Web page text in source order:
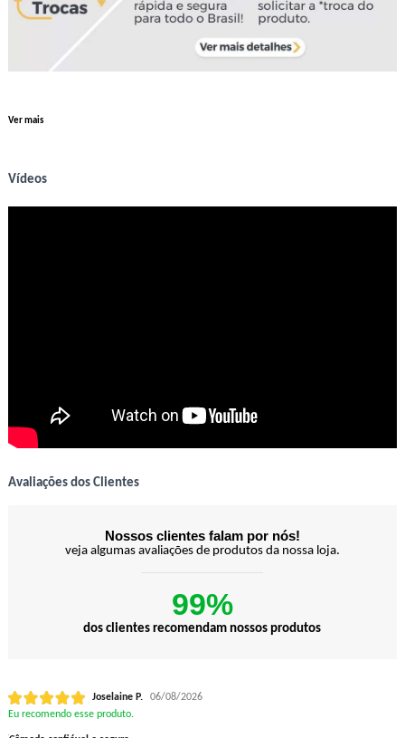
Ver mais
Vídeos
Avaliações dos Clientes
Nossos clientes falam por nós!
veja algumas avaliações de produtos da nossa loja.
99%
dos clientes recomendam nossos produtos
Joselaine P.
06/08/2026
Eu recomendo esse produto.